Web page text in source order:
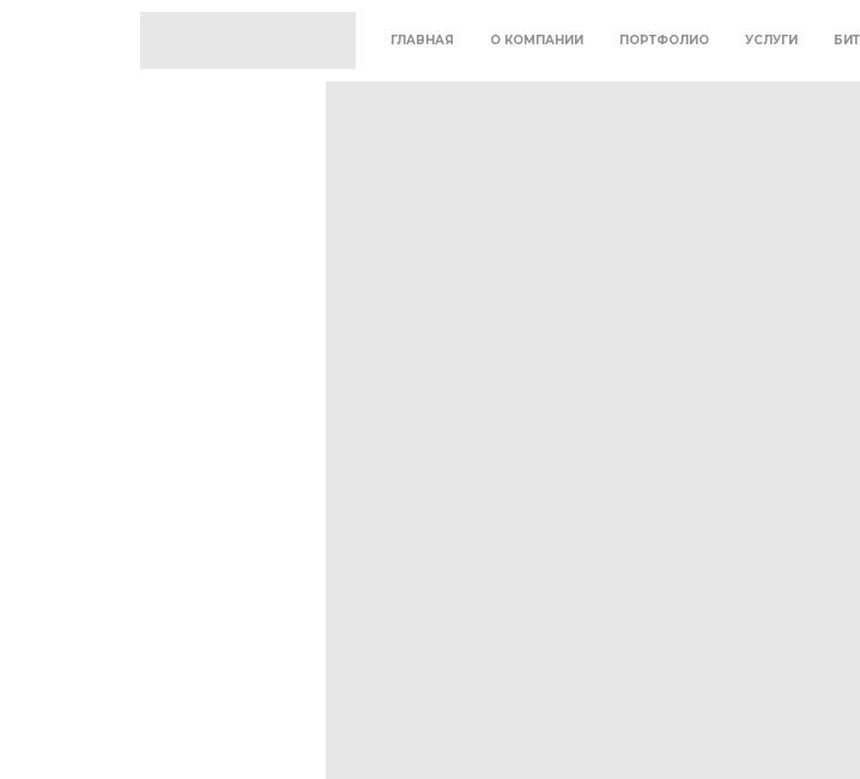
ГЛАВНАЯ О КОМПАНИИ ПОРТФОЛИО УСЛУГИ